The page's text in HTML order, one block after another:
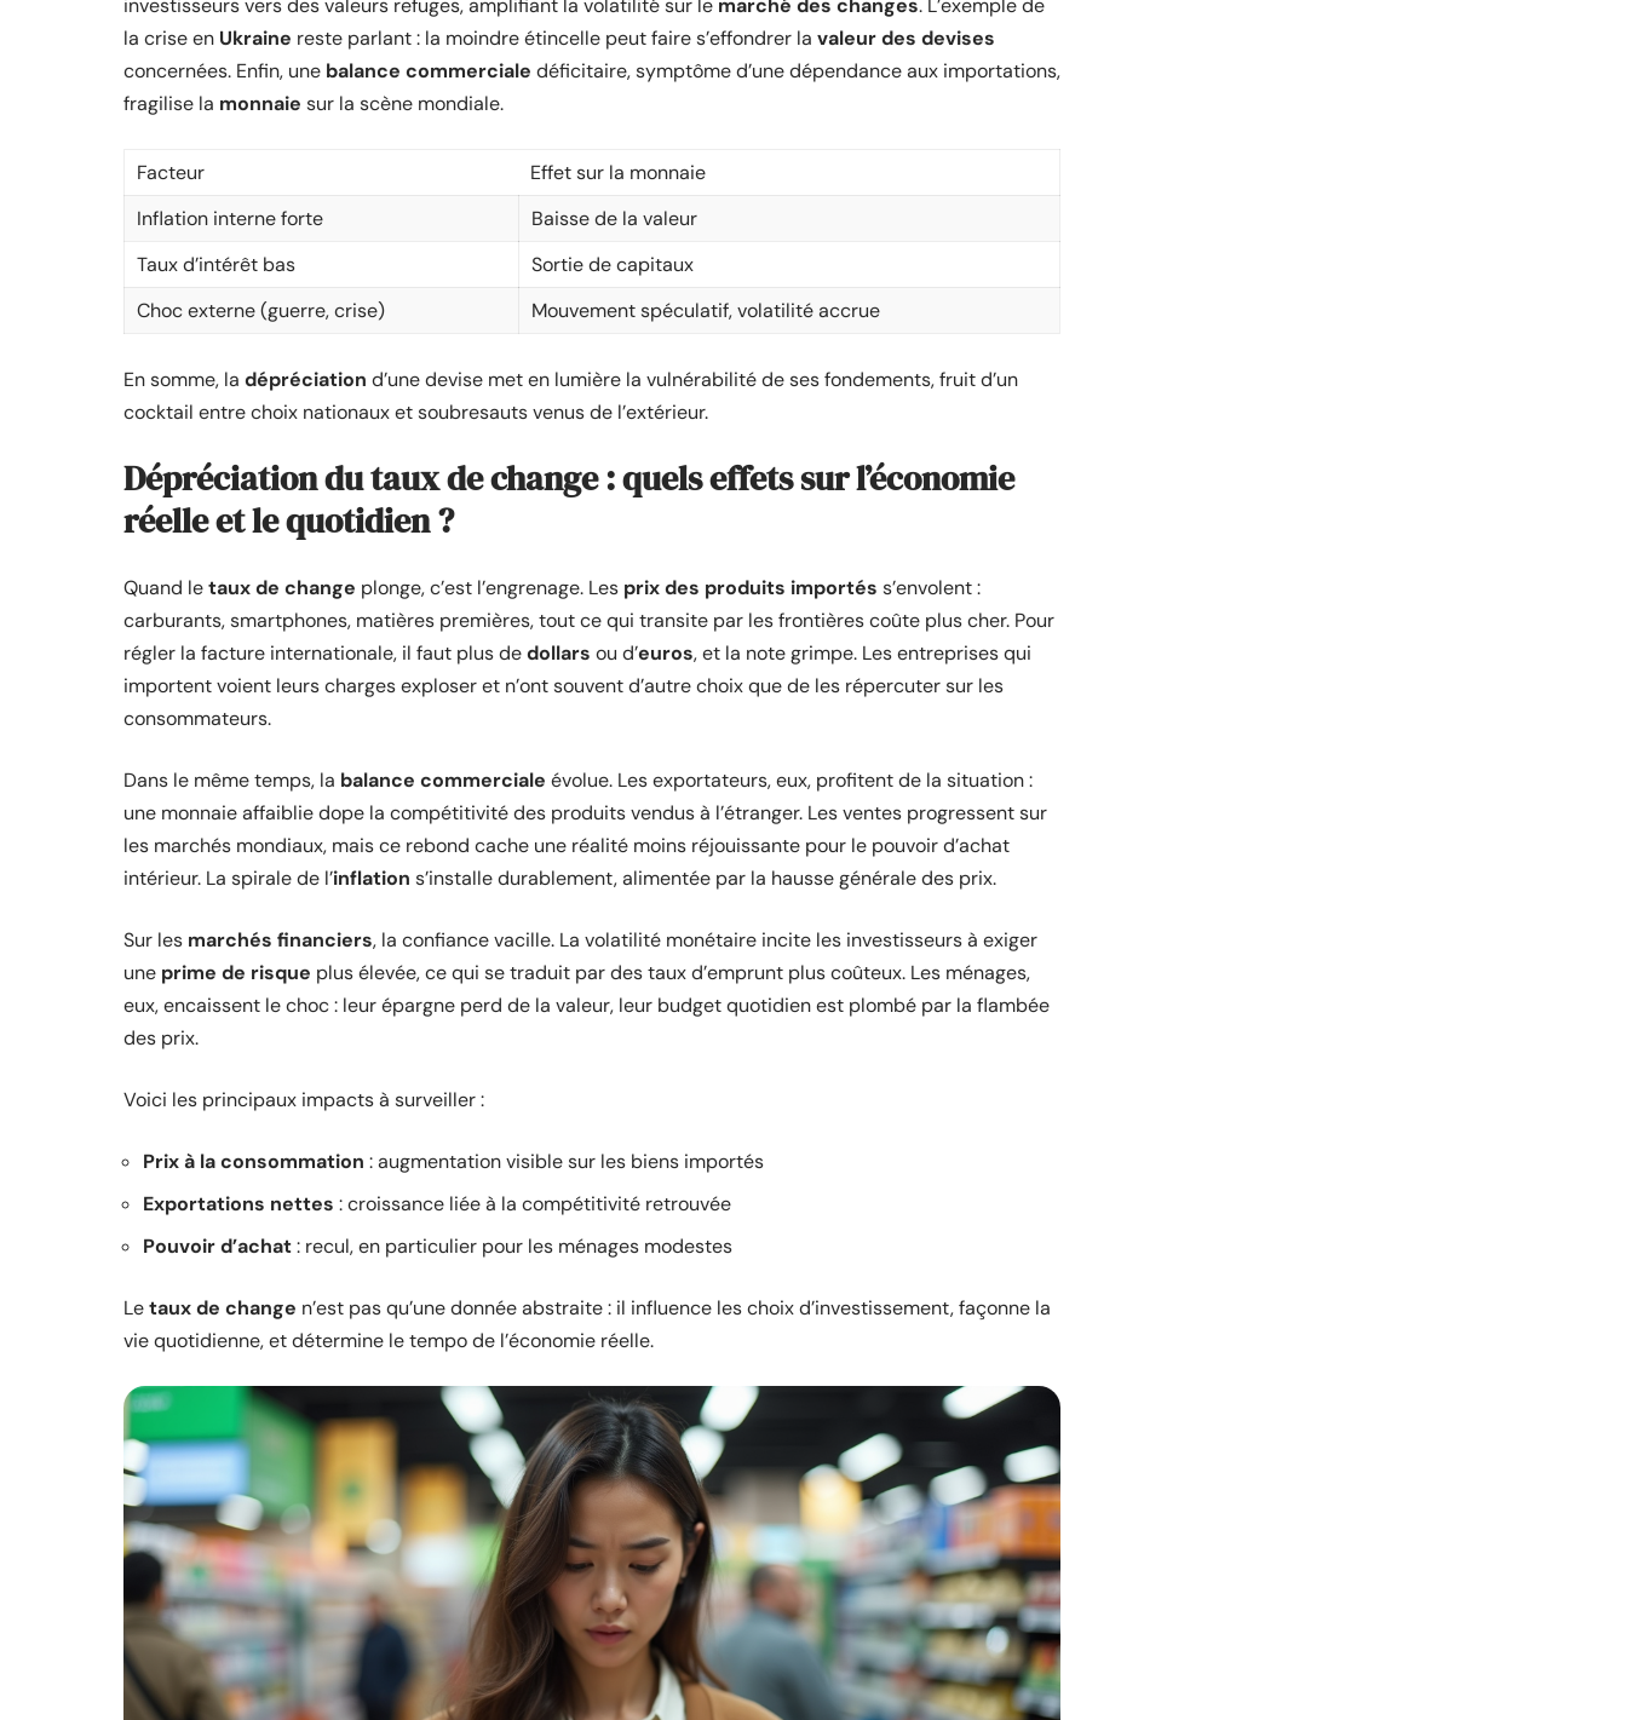
investisseurs vers des valeurs refuges, amplifiant la volatilité sur le marché des changes. L’exemple de
la crise en Ukraine reste parlant : la moindre étincelle peut faire s’effondrer la valeur des devises
concernées. Enfin, une balance commerciale déficitaire, symptôme d’une dépendance aux importations,
fragilise la monnaie sur la scène mondiale.
Facteur
Effet sur la monnaie
Inflation interne forte
Baisse de la valeur
Taux d’intérêt bas
Sortie de capitaux
Choc externe (guerre, crise)
Mouvement spéculatif, volatilité accrue
En somme, la dépréciation d’une devise met en lumière la vulnérabilité de ses fondements, fruit d’un
cocktail entre choix nationaux et soubresauts venus de l’extérieur.
Dépréciation du taux de change : quels effets sur l’économie
réelle et le quotidien ?
Quand letaux de change plonge, c’est l’engrenage. Les prix des produits importés s’envolent :
carburants, smartphones, matières premières, tout ce qui transite par les frontières coûte plus cher. Pour
régler la facture internationale, il faut plus dedollars ou d’euros, et la note grimpe. Les entreprises qui
importent voient leurs charges exploser et n’ont souvent d’autre choix que de les répercuter sur les
consommateurs.
Dans le même temps, la balance commerciale évolue. Les exportateurs, eux, profitent de la situation :
une monnaie affaiblie dope la compétitivité des produits vendus à l’étranger. Les ventes progressent sur
les marchés mondiaux, mais ce rebond cache une réalité moins réjouissante pour le pouvoir d’achat
intérieur. La spirale de l’inflation s’installe durablement, alimentée par la hausse générale des prix.
Sur les marchés financiers, la confiance vacille. La volatilité monétaire incite les investisseurs à exiger
une prime de risque plus élevée, ce qui se traduit par des taux d’emprunt plus coûteux. Les ménages,
eux, encaissent le choc : leur épargne perd de la valeur, leur budget quotidien est plombé par la flambée
des prix.
Voici les principaux impacts à surveiller :
Prix à la consommation : augmentation visible sur les biens importés
Exportations nettes : croissance liée à la compétitivité retrouvée
Pouvoir d’achat: recul, en particulier pour les ménages modestes
Letaux de change n’est pas qu’une donnée abstraite : il influence les choix d’investissement, façonne la
vie quotidienne, et détermine le tempo de l’économie réelle.